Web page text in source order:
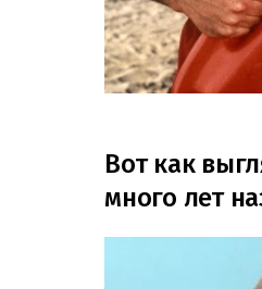
Вот как
много лет